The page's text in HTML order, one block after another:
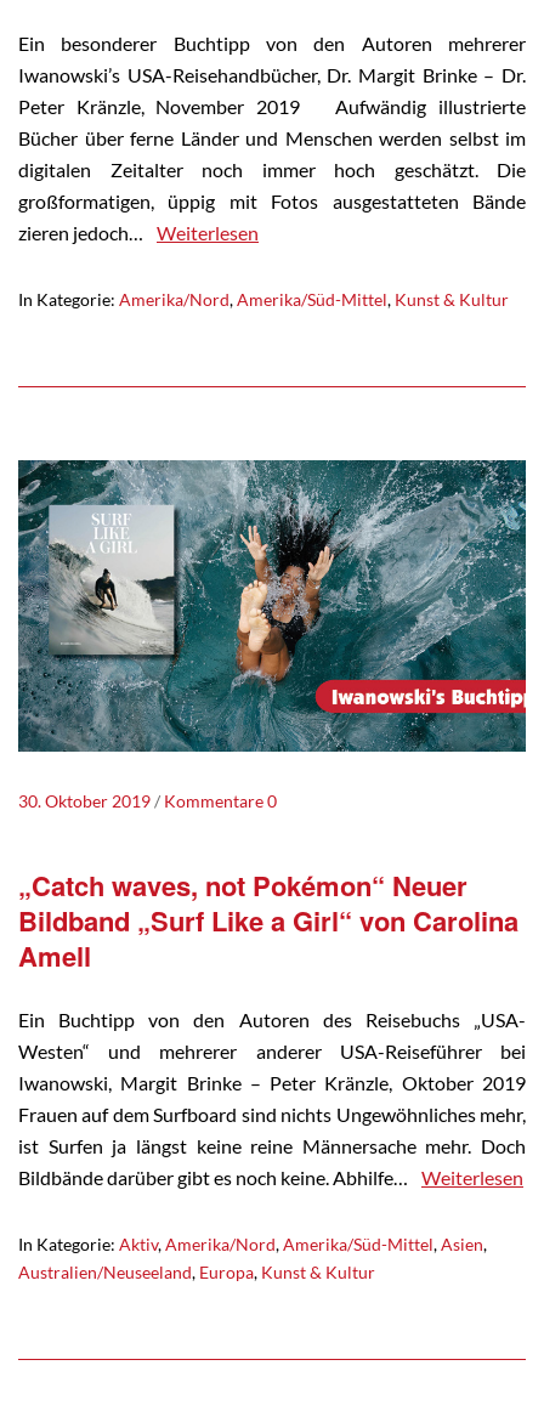
Ein besonderer Buchtipp von den Autoren mehrerer
Iwanowski’s USA-Reisehandbücher, Dr. Margit Brinke – Dr.
Peter Kränzle, November 2019 Aufwändig illustrierte
Bücher über ferne Länder und Menschen werden selbst im
digitalen Zeitalter noch immer hoch geschätzt. Die
großformatigen, üppig mit Fotos ausgestatteten Bände
zieren jedoch…
Weiterlesen
In Kategorie: Amerika/Nord,Amerika/Süd-Mittel, Kunst & Kultur
30. Oktober 2019 Kommentare 0
„Catch waves, not Pokémon“ Neuer
Bildband „Surf Like a Girl“ von Carolina
Amell
Ein Buchtipp von den Autoren des Reisebuchs „USA-
Westen“ und mehrerer anderer USA-Reiseführer bei
Iwanowski, Margit Brinke – Peter Kränzle, Oktober 2019
Frauen auf dem Surfboard sind nichts Ungewöhnliches mehr,
ist Surfen ja längst keine reine Männersache mehr. Doch
Bildbände darüber gibt es noch keine. Abhilfe…
Weiterlesen
In Kategorie: Aktiv,Amerika/Nord,Amerika/Süd-Mittel,Asien,
Australien/Neuseeland, Europa, Kunst & Kultur